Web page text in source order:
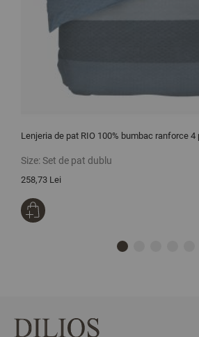
Lenjeria de pat RIO 100% bumbac ranforce 4
Size:Set de pat dublu
258,73 Lei